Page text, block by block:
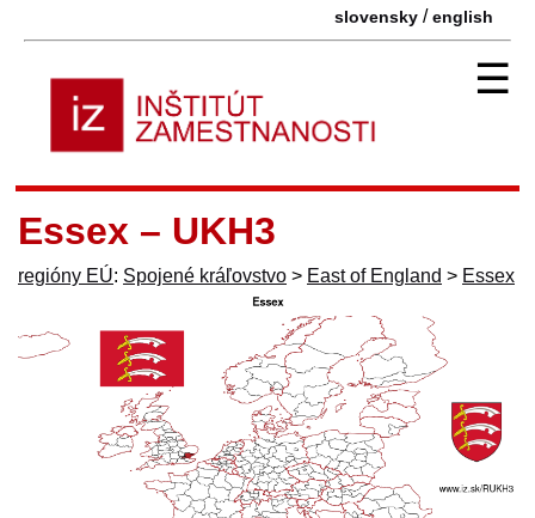
slovensky /english
☰
Essex – UKH3
regióny EÚ: Spojené kráľovstvo > East of England > Essex